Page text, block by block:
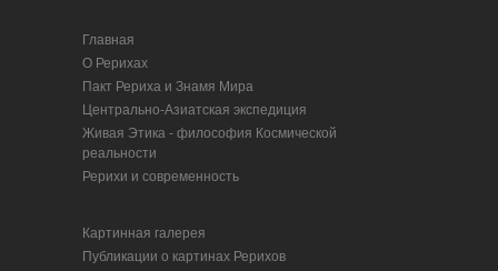
Главная
О Рерихах
Пакт Рериха и Знамя Мира
Центрально-Азиатская экспедиция
Живая Этика - философия Космической
реальности
Рерихи и современность
Картинная галерея
Публикации о картинах Рерихов